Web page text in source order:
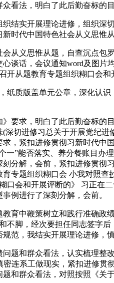
看法，明白了此后勤奋标的
实开展理论进修，组织深
时代中国特色社会从义思惟从
义思惟从题，自查沉点包
谈话，会议通知word及图
从题教育专题组织糊口会
质版盖单元公章，深化认识
求，明白了此后勤奋标的
切进修习总关于开展党纪
，紧扣进修贯彻习新时代
”能否落实、养分餐账目
分解，会前，紧扣进修贯
专题组织糊口会 小我对照
口会和开展评断的》 习正
例进行了深刻分解，会前。
中鞭策树立和践行准确政
不脚，经次要担任同志签字
范，我结实开展理论进修，
和群众看法，认实梳理整
连系工做现实，紧扣进修
和群众看法，对照按照《关